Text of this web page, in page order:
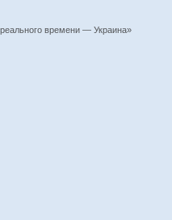
времени — Украина»